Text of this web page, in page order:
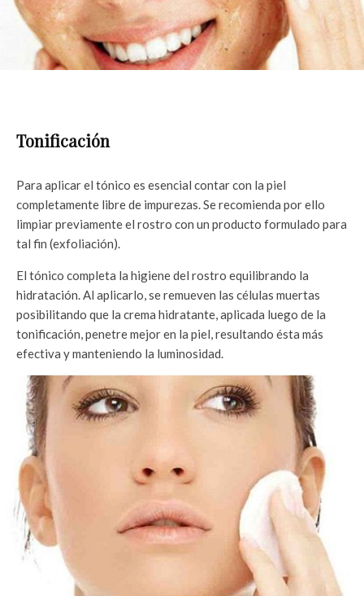
Tonificación
Para aplicar el tónico es esencial contar con la piel
completamente libre de impurezas. Se recomienda por ello
limpiar previamente el rostro con un producto formulado para
tal fin (exfoliación).
El tónico completa la higiene del rostro equilibrando la
hidratación. Al aplicarlo, se remueven las células muertas
posibilitando que la crema hidratante, aplicada luego de la
tonificación, penetre mejor en la piel, resultando ésta más
efectiva y manteniendo la luminosidad.